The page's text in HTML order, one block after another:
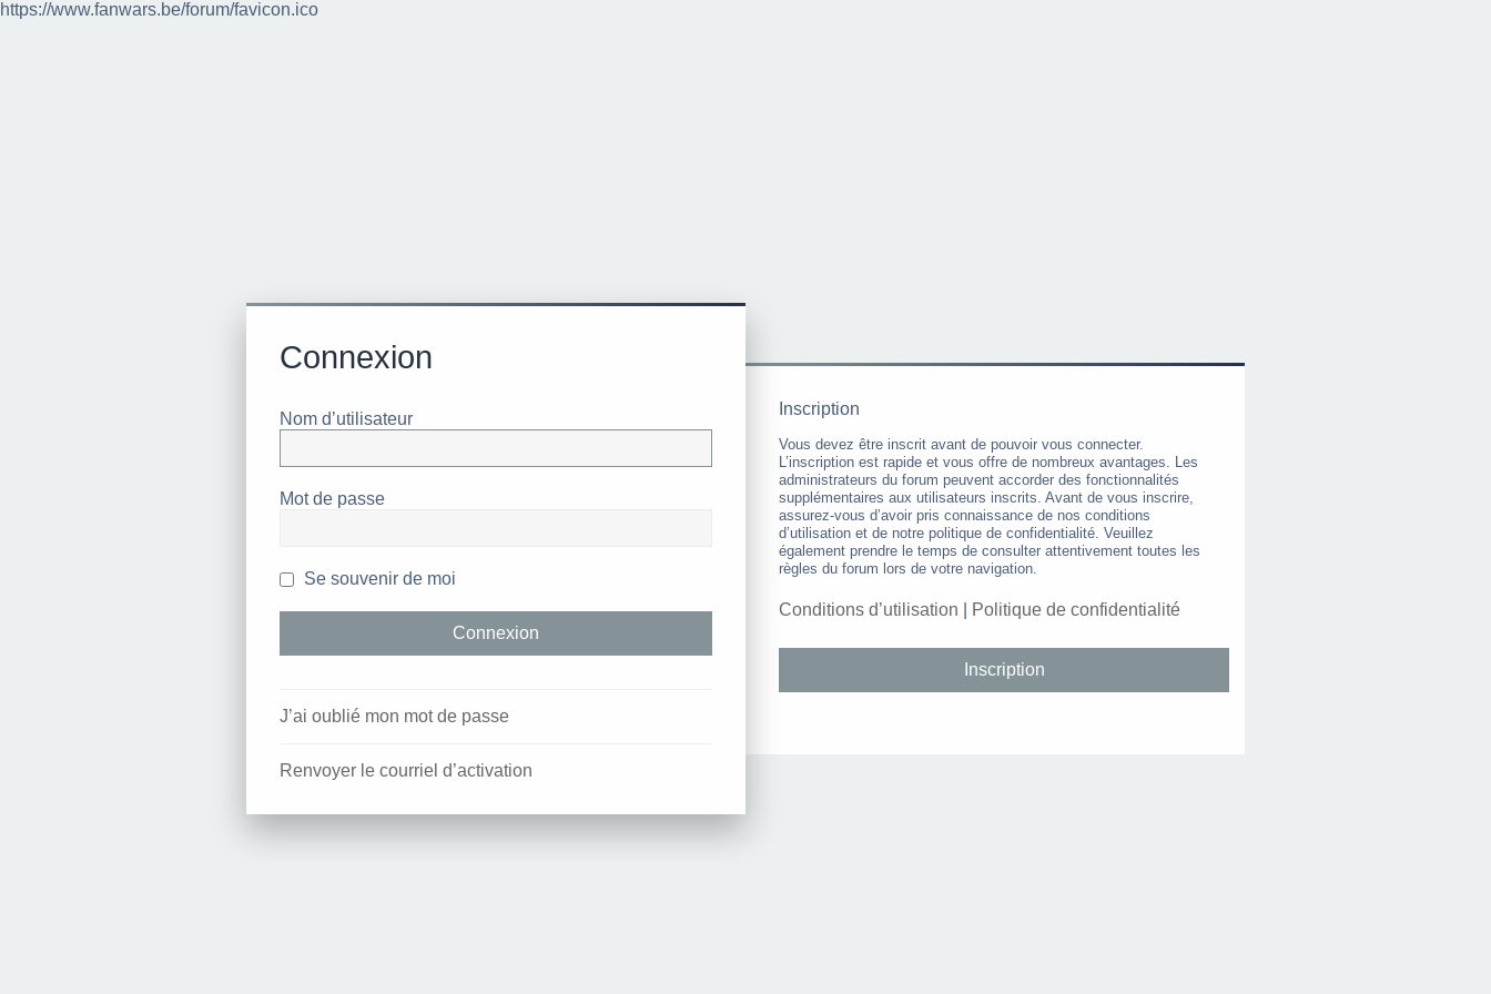
https://www.fanwars.be/forum/favicon.ico
Connexion
Nom d’utilisateur
Mot de passe
Se souvenir de moi
J’ai oublié mon mot de passe
Renvoyer le courriel d’activation
Inscription
Vous devez être inscrit avant de pouvoir vous connecter.
L’inscription est rapide et vous offre de nombreux avantages. Les
administrateurs du forum peuvent accorder des fonctionnalités
supplémentaires aux utilisateurs inscrits. Avant de vous inscrire,
assurez-vous d’avoir pris connaissance de nos conditions
d’utilisation et de notre politique de confidentialité. Veuillez
également prendre le temps de consulter attentivement toutes les
règles du forum lors de votre navigation.
Conditions d’utilisation Politique de confidentialité
Inscription